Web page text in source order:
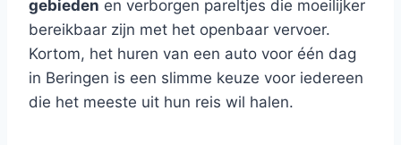
gebieden en verborgen pareltjes die moeilijker
bereikbaar zijn met het openbaar vervoer.
Kortom, het huren van een auto voor één dag
in Beringen is een slimme keuze voor iedereen
die het meeste uit hun reis wil halen.